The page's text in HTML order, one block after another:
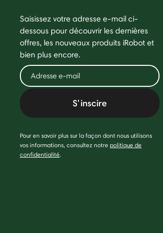
Saisissez votre adresse e-mail ci-
dessous pour découvrir les dernières
offres, les nouveaux produits iRobot et
bien plus encore.
S'inscire
Pour en savoir plus sur la façon dont nous utilisons
vos informations, consultez notre politique de
confidentialité.